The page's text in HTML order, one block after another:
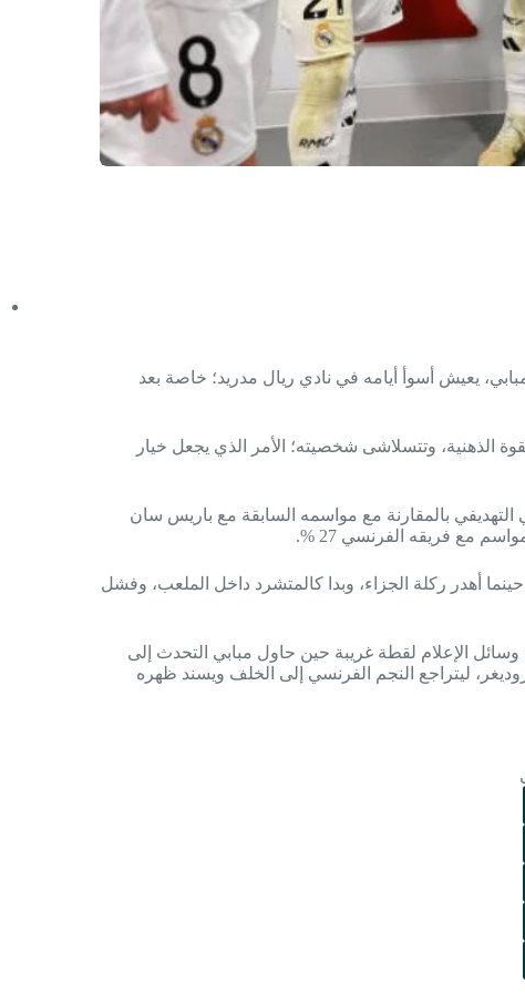
يعيش أسوأ أيامه في نادي ريال مدريد؛ خاصة بعد
الذهنية، وتتسلاشى شخصيته؛ الأمر الذي يجعل خيار
بالمقارنة مع مواسمه السابقة مع باريس سان
أهدر ركلة الجزاء، وبدا كالمتشرد داخل الملعب، وفشل
الإعلام لقطة غريبة حين حاول مبابي التحدث إلى
ليتراجع النجم الفرنسي إلى الخلف ويسند ظهره